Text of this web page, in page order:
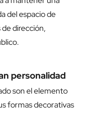
del espacio de
dirección,
personalidad
son el elemento
formas decorativas